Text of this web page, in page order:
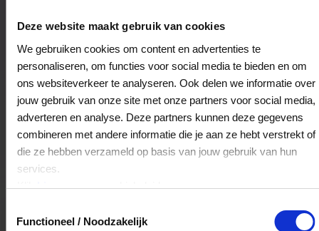
Deze website maakt gebruik van cookies
We gebruiken cookies om content en advertenties te
personaliseren, om functies voor social media te bieden en om
ons websiteverkeer te analyseren. Ook delen we informatie over
jouw gebruik van onze site met onze partners voor social media,
adverteren en analyse. Deze partners kunnen deze gegevens
combineren met andere informatie die je aan ze hebt verstrekt of
die ze hebben verzameld op basis van jouw gebruik van hun
services.
Klikhiervoor ons cookiebeleid.
Functioneel / Noodzakelijk
Bestedingslocaties
Euro Discount - Euro Business
Bentheimerstraat 28-D5056
7741JK Coevorden
Veelgestelde Vragen
Kan ik het saldo in delen besteden?